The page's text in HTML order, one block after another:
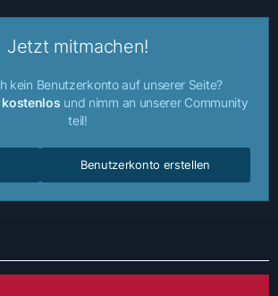
Jetzt mitmachen!
kein Benutzerkonto auf unserer Seite?
kostenlos und nimm an unserer Community
teil!
Benutzerkonto erstellen